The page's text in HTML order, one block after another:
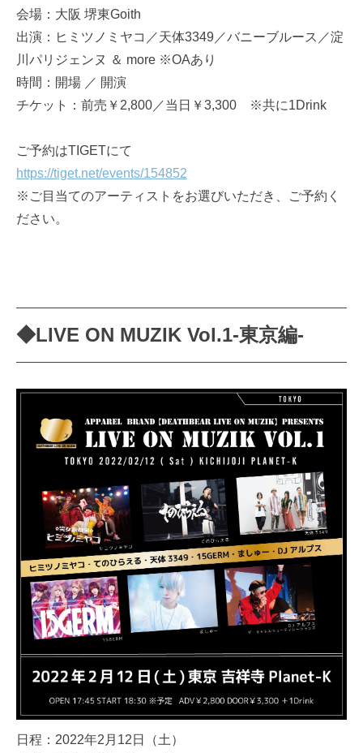
会場：大阪 堺東Goith
出演：ヒミツノミヤコ／天体3349／バニーブルース／淀
川パリジェンヌ ＆ more ※OAあり
時間：開場 ／ 開演
チケット：前売￥2,800／当日￥3,300 ※共に1Drink
ご予約はTIGETにて
https://tiget.net/events/154852
※ご目当てのアーティストをお選びいただき、ご予約く
ださい。
◆LIVE ON MUZIK Vol.1-東京編-
日程：2022年2月12日（土）